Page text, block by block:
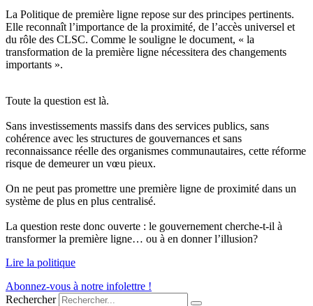
La Politique de première ligne repose sur des principes pertinents.
Elle reconnaît l’importance de la proximité, de l’accès universel et
du rôle des CLSC. Comme le souligne le document, « la
transformation de la première ligne nécessitera des changements
importants ».
Toute la question est là.
Sans investissements massifs dans des services publics, sans
cohérence avec les structures de gouvernances et sans
reconnaissance réelle des organismes communautaires, cette réforme
risque de demeurer un vœu pieux.
On ne peut pas promettre une première ligne de proximité dans un
système de plus en plus centralisé.
La question reste donc ouverte : le gouvernement cherche-t-il à
transformer la première ligne… ou à en donner l’illusion?
Lire la politique
Abonnez-vous à notre infolettre !
Rechercher